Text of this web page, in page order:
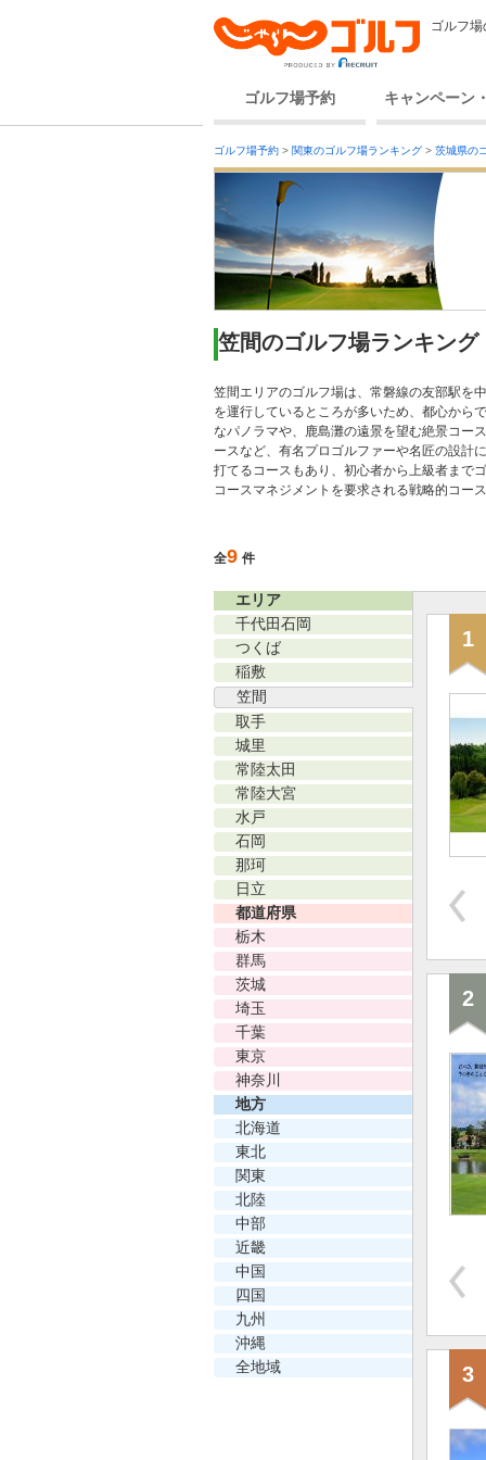
ゴルフ
ゴルフ場予約 キャンペーン
ゴルフ場予約 > 関東のゴルフ場ランキング > 茨城県の
笠間のゴルフ場ランキング
笠間エリアのゴルフ場は、常磐線の友部駅を
を運行しているところが多いため、都心から
なパノラマや、鹿島灘の遠景を望む絶景コー
ースなど、有名プロゴルファーや名匠の設計
打てるコースもあり、初心者から上級者まで
コースマネジメントを要求される戦略的コー
全9 件
エリア
千代田石岡
つくば
稲敷
笠間
取手
城里
常陸太田
常陸大宮
水戸
石岡
那珂
日立
都道府県
栃木
群馬
茨城
埼玉
千葉
東京
神奈川
地方
北海道
東北
関東
北陸
中部
近畿
中国
四国
九州
沖縄
全地域
1
2
3